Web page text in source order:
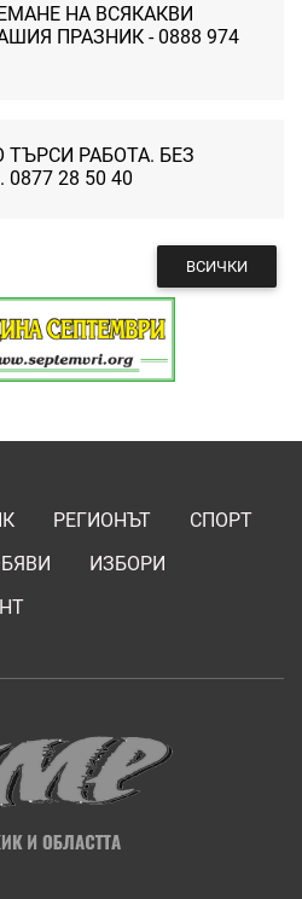
НА ВСЯКАКВИ
ПРАЗНИК - 0888 974
РАБОТА. БЕЗ
28 50 40
ВСИЧКИ
РЕГИОНЪТ
СПОРТ
ИЗБОРИ